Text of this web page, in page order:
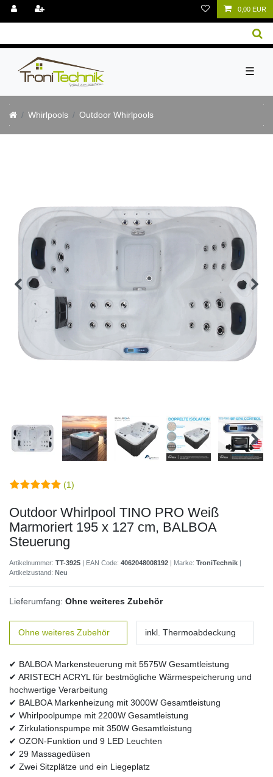
0,00 EUR
☰
Whirlpools Outdoor Whirlpools
(1)
Outdoor Whirlpool TINO PRO Weiß
Marmoriert 195 x 127 cm, BALBOA
Steuerung
Artikelnummer: TT-3925 | EAN Code: 4062048008192 | Marke: TroniTechnik |
Artikelzustand: Neu
Lieferumfang: Ohne weiteres Zubehör
Ohne weiteres Zubehör inkl. Thermoabdeckung
✔ BALBOA Markensteuerung mit 5575W Gesamtleistung
✔ ARISTECH ACRYL für bestmögliche Wärmespeicherung und
hochwertige Verarbeitung
✔ BALBOA Markenheizung mit 3000W Gesamtleistung
✔ Whirlpoolpumpe mit 2200W Gesamtleistung
✔ Zirkulationspumpe mit 350W Gesamtleistung
✔ OZON-Funktion und 9 LED Leuchten
✔ 29 Massagedüsen
✔ Zwei Sitzplätze und ein Liegeplatz